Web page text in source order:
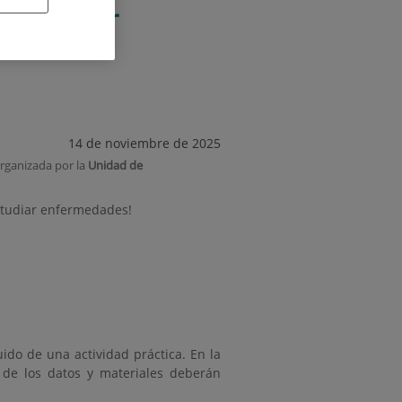
estudiar
14 de noviembre de 2025
por la Unidad de
enfermedades!
de una actividad práctica. En la
los datos y materiales deberán